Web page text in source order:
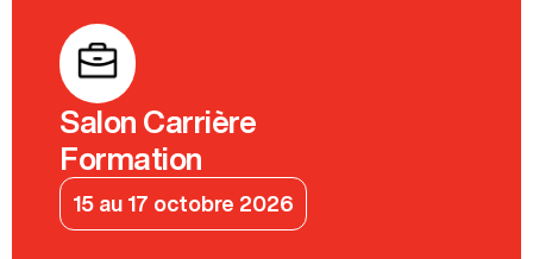
Salon Carrière
Formation
15 au 17 octobre 2026